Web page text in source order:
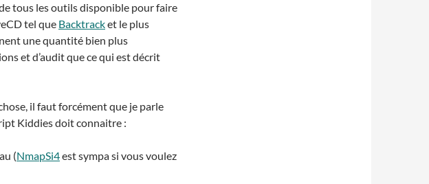
tous les outils disponible pour faire
tel que Backtracket le plus
une quantité bien plus
et d’audit que ce qui est décrit
il faut forcément que je parle
Kiddies doit connaitre :
(NmapSi4est sympa si vous voulez